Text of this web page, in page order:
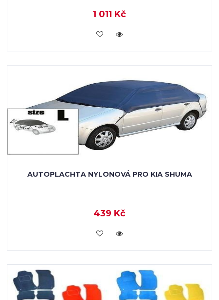
1 011 Kč
KOUPIT
AUTOPLACHTA NYLONOVÁ PRO KIA SHUMA
439 Kč
KOUPIT